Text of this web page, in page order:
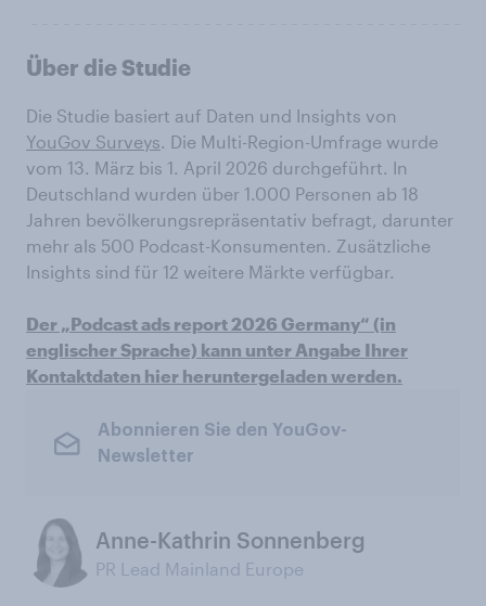
Über die Studie
Die Studie basiert auf Daten und Insights von
YouGov Surveys. Die Multi-Region-Umfrage wurde
vom 13. März bis 1. April 2026 durchgeführt. In
Deutschland wurden über 1.000 Personen ab 18
Jahren bevölkerungsrepräsentativ befragt, darunter
mehr als 500 Podcast-Konsumenten. Zusätzliche
Insights sind für 12 weitere Märkte verfügbar.
Der „Podcast ads report 2026 Germany“ (in
englischer Sprache) kann unter Angabe Ihrer
Kontaktdaten hier heruntergeladen werden.
Abonnieren Sie den YouGov-
Newsletter
Anne-Kathrin Sonnenberg
PR Lead Mainland Europe